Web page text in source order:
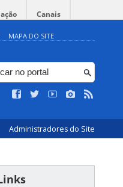
Canais
MAPA DO SITE
Administradores do Site